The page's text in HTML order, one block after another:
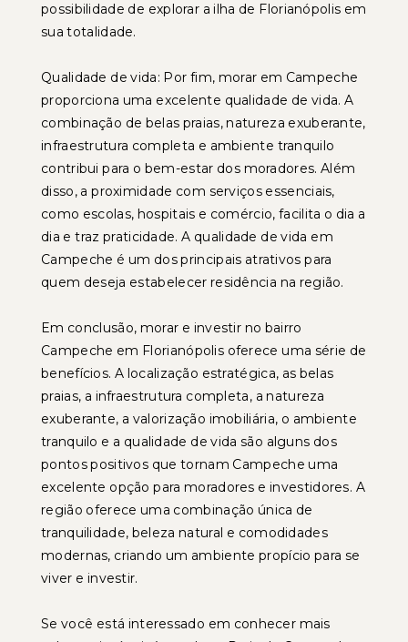
possibilidade de explorar a ilha de Florianópolis em
sua totalidade.
Qualidade de vida: Por fim, morar em Campeche
proporciona uma excelente qualidade de vida. A
combinação de belas praias, natureza exuberante,
infraestrutura completa e ambiente tranquilo
contribui para o bem-estar dos moradores. Além
disso, a proximidade com serviços essenciais,
como escolas, hospitais e comércio, facilita o dia a
dia e traz praticidade. A qualidade de vida em
Campeche é um dos principais atrativos para
quem deseja estabelecer residência na região.
Em conclusão, morar e investir no bairro
Campeche em Florianópolis oferece uma série de
benefícios. A localização estratégica, as belas
praias, a infraestrutura completa, a natureza
exuberante, a valorização imobiliária, o ambiente
tranquilo e a qualidade de vida são alguns dos
pontos positivos que tornam Campeche uma
excelente opção para moradores e investidores. A
região oferece uma combinação única de
tranquilidade, beleza natural e comodidades
modernas, criando um ambiente propício para se
viver e investir.
Se você está interessado em conhecer mais